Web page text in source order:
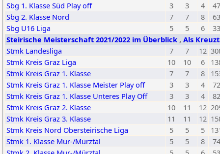
Sbg 1. Klasse Süd Play off
3 3 4
47
Sbg 2. Klasse Nord
7 7 8
63
Sbg U16 Liga
5 5 6
33
Steirische Meisterschaft 2021/2022 im Überblick , Als
Stmk Landesliga
7 7 12
Stmk Kreis Graz Liga
10 10 6
Stmk Kreis Graz 1. Klasse
7 7 8
Stmk Kreis Graz 1. Klasse Meister Play off
3 3 4
72
Stmk Kreis Graz 1. Klasse Unteres Play Off
3 3 4
82
Stmk Kreis Graz 2. Klasse
10 11 12
Stmk Kreis Graz 3. Klasse
11 11 12
Stmk Kreis Nord Obersteirische Liga
5 5 5
Stmk 1. Klasse Mur-/Mürztal
5 5 8
74